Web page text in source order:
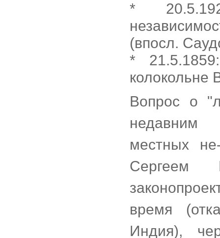
*
(впосл.
*
колокольне
Вопрос о
недавним
местных
Сергеем
время
Индия),